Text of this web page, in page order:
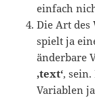
einfach
Die Art des
spielt ja
änderbare
‚text‘,
Variablen